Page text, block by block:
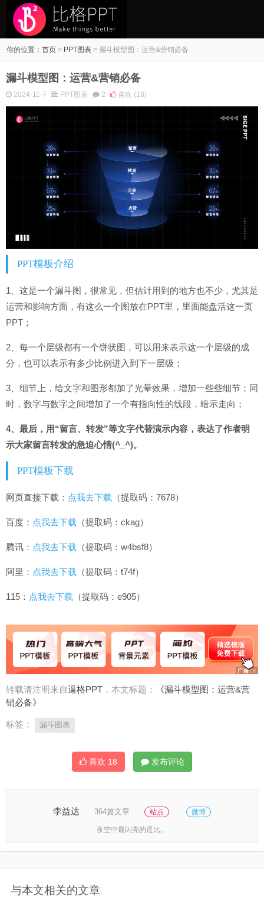
你的位置：首页 > PPT图表 > 漏斗模型图：运营&营销必备
漏斗模型图：运营&营销必备
2024-11-7 PPT图表 2 喜欢 (18)
PPT模板介绍
1、这是一个漏斗图，很常见，但估计用到的地方也不少，尤其是
运营和影响方面，有这么一个图放在PPT里，里面能盘活这一页
PPT；
2、每一个层级都有一个饼状图，可以用来表示这一个层级的成
分，也可以表示有多少比例进入到下一层级；
3、细节上，给文字和图形都加了光晕效果，增加一些些细节；同
时，数字与数字之间增加了一个有指向性的线段，暗示走向；
4、最后，用“留言、转发”等文字代替演示内容，表达了作者明
示大家留言转发的急迫心情(^_^)。
PPT模板下载
网页直接下载： 点我去下载 （提取码：7678）
百度： 点我去下载 （提取码：ckag）
腾讯： 点我去下载 （提取码：w4bsf8）
阿里： 点我去下载 （提取码：t74f）
115： 点我去下载 （提取码：e905）
转载请注明来自逼格PPT ，本文标题：
《漏斗模型图：运营&营
销必备》
标签： 漏斗图表
喜欢 18 发布评论
李益达 364篇文章 站点 微博
夜空中最闪亮的逗比。
与本文相关的文章